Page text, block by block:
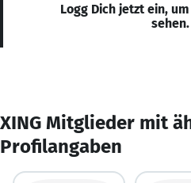
Logg Dich jetzt ein,
sehen.
XING Mitglieder mit
Profilangaben